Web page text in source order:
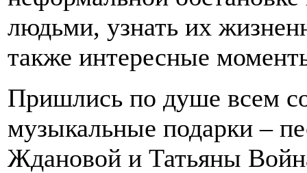
людьми, узнать их
также интересные
Пришлись по душе всем
музыкальные подарки –
Ждановой и Татьяны